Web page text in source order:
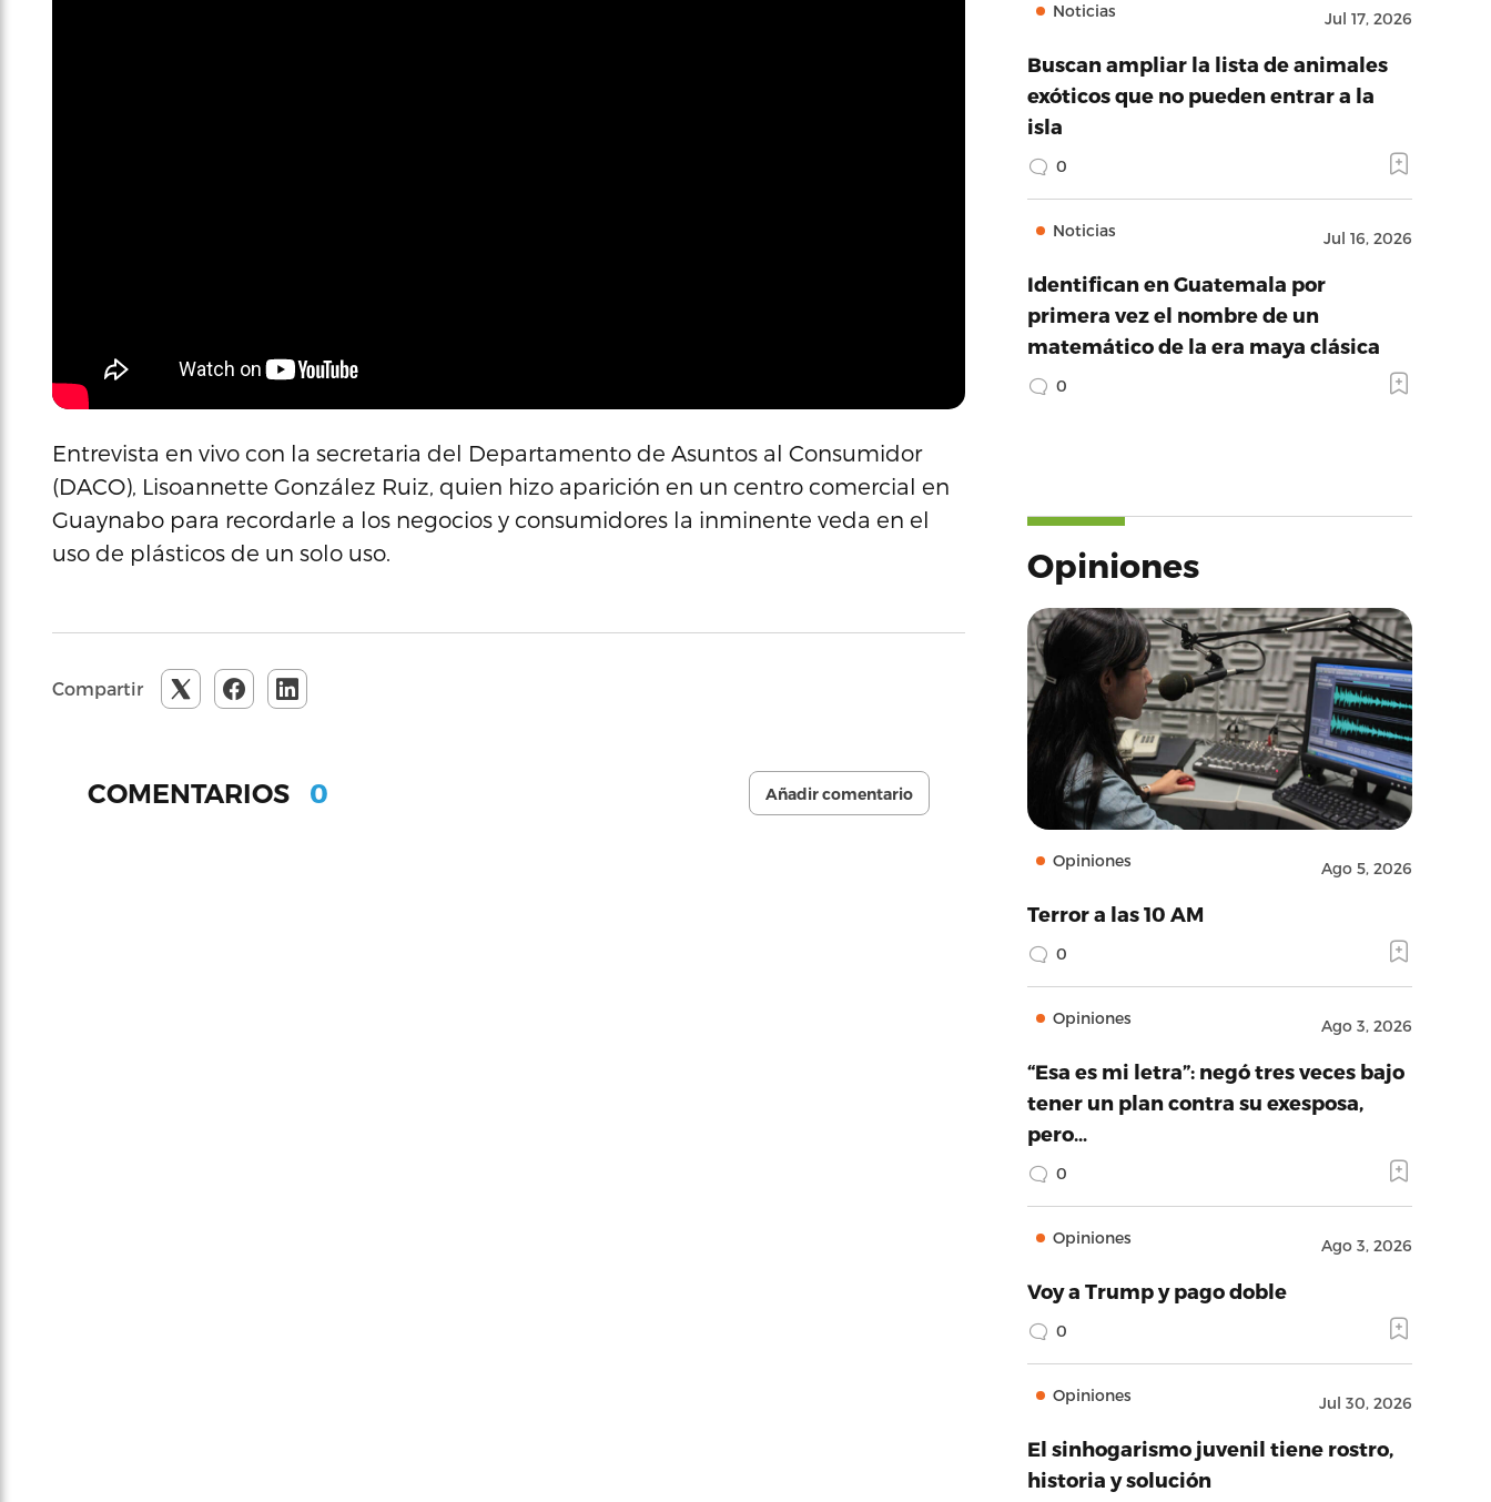
Entrevista en vivo con la secretaria del Departamento de Asuntos al Consumidor
(DACO), Lisoannette González Ruiz, quien hizo aparición en un centro comercial en
Guaynabo para recordarle a los negocios y consumidores la inminente veda en el
uso de plásticos de un solo uso.
Compartir
COMENTARIOS 0 Añadir comentario
Noticias Jul 17, 2026
Buscan ampliar la lista de animales
exóticos que no pueden entrar a la
isla
0
Noticias Jul 16, 2026
Identifican en Guatemala por
primera vez el nombre de un
matemático de la era maya clásica
0
Opiniones
Opiniones Ago 5, 2026
Terror a las 10 AM
0
Opiniones Ago 3, 2026
“Esa es mi letra”: negó tres veces bajo
tener un plan contra su exesposa,
pero…
0
Opiniones Ago 3, 2026
Voy a Trump y pago doble
0
Opiniones Jul 30, 2026
El sinhogarismo juvenil tiene rostro,
historia y solución